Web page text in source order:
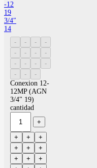
-12
19
3/4″
14
Conexion 12-
12MP (AGN
3/4" 19)
cantidad